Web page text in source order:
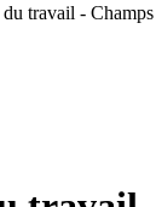
travail - Champs